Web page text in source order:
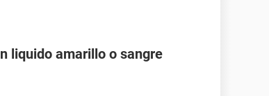
liquido amarillo o sangre